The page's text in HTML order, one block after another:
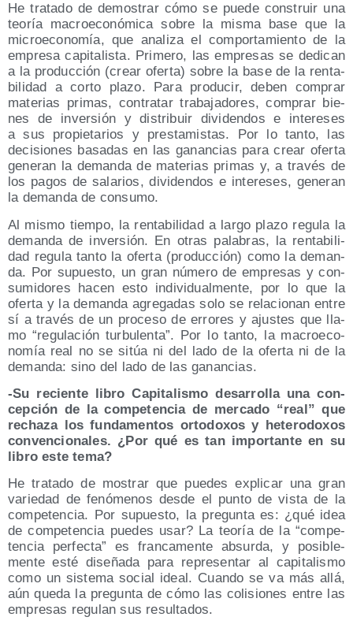
He tra­ta­do de demos­trar cómo se pue­de cons­truir una
teo­ría macro­eco­nó­mi­ca sobre la mis­ma base que la
micro­eco­no­mía, que ana­li­za el com­por­ta­mien­to de la
empre­sa capi­ta­lis­ta. Pri­me­ro, las empre­sas se dedi­can
a la pro­duc­ción (crear ofer­ta) sobre la base de la ren­ta­
bi­li­dad a cor­to pla­zo. Para pro­du­cir, deben com­prar
mate­rias pri­mas, con­tra­tar tra­ba­ja­do­res, com­prar bie­
nes de inver­sión y dis­tri­buir divi­den­dos e intere­ses
a sus pro­pie­ta­rios y pres­ta­mis­tas. Por lo tan­to, las
deci­sio­nes basa­das en las ganan­cias para crear ofer­ta
gene­ran la deman­da de mate­rias pri­mas y, a tra­vés de
los pagos de sala­rios, divi­den­dos e intere­ses, gene­ran
la deman­da de consumo.
Al mis­mo tiem­po, la ren­ta­bi­li­dad a lar­go pla­zo regu­la la
deman­da de inver­sión. En otras pala­bras, la ren­ta­bi­li­
dad regu­la tan­to la ofer­ta (pro­duc­ción) como la deman­
da. Por supues­to, un gran núme­ro de empre­sas y con­
su­mi­do­res hacen esto indi­vi­dual­men­te, por lo que la
ofer­ta y la deman­da agre­ga­das solo se rela­cio­nan entre
sí a tra­vés de un pro­ce­so de erro­res y ajus­tes que lla­
mo “regu­la­ción tur­bu­len­ta”. Por lo tan­to, la macro­eco­
no­mía real no se sitúa ni del lado de la ofer­ta ni de la
deman­da: sino del lado de las ganancias.
-Su recien­te libro Capi­ta­lis­mo desa­rro­lla una con­
cep­ción de la com­pe­ten­cia de mer­ca­do “real” que
recha­za los fun­da­men­tos orto­do­xos y hete­ro­do­xos
con­ven­cio­na­les. ¿Por qué es tan impor­tan­te en su
libro este tema?
He tra­ta­do de mos­trar que pue­des expli­car una gran
varie­dad de fenó­me­nos des­de el pun­to de vis­ta de la
com­pe­ten­cia. Por supues­to, la pre­gun­ta es: ¿qué idea
de com­pe­ten­cia pue­des usar? La teo­ría de la “com­pe­
ten­cia per­fec­ta” es fran­ca­men­te absur­da, y posi­ble­
men­te esté dise­ña­da para repre­sen­tar al capi­ta­lis­mo
como un sis­te­ma social ideal. Cuan­do se va más allá,
aún que­da la pre­gun­ta de cómo las coli­sio­nes entre las
empre­sas regu­lan sus resultados.